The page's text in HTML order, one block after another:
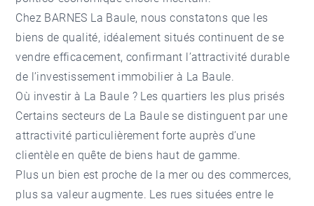
Chez BARNES La Baule, nous constatons que les
biens de qualité, idéalement situés continuent de se
vendre efficacement, confirmant l’attractivité durable
de l’investissement immobilier à La Baule.
Où investir à La Baule ? Les quartiers les plus prisés
Certains secteurs de La Baule se distinguent par une
attractivité particulièrement forte auprès d’une
clientèle en quête de biens haut de gamme.
Plus un bien est proche de la mer ou des commerces,
plus sa valeur augmente. Les rues situées entre le